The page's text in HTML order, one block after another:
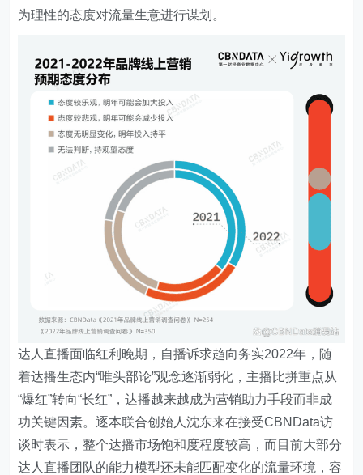
为理性的态度对流量生意进行谋划。
达人直播面临红利晚期，自播诉求趋向务实2022年，随
着达播生态内“唯头部论”观念逐渐弱化，主播比拼重点从
“爆红”转向“长红”，达播越来越成为营销助力手段而非成
功关键因素。逐本联合创始人沈东来在接受CBNData访
谈时表示，整个达播市场饱和度程度较高，而目前大部分
达人直播团队的能力模型还未能匹配变化的流量环境，容